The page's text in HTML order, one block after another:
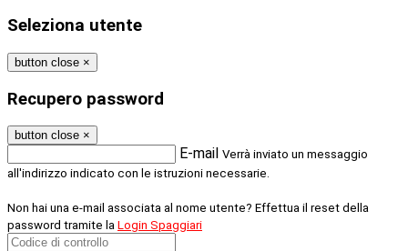
Seleziona utente
button close ×
Recupero password
button close ×
E-mail Verrà inviato un messaggio
all'indirizzo indicato con le istruzioni necessarie.
Non hai una e-mail associata al nome utente? Effettua il reset della
password tramite la Login Spaggiari